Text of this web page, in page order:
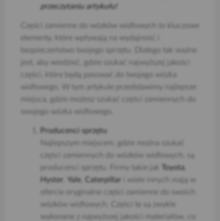
przeczytaniu artykułu!
Części zamienne do wózków widłowych to kluczowe
elementy, które wpływają na wydajność i
bezpieczeństwo twojego sprzętu. Dlatego tak ważne
jest, aby wiedzieć, gdzie szukać najwyższej jakości
części, które będą pasować do twojego wózka
widłowego. W tym artykule przedstawimy najlepsze
miejsca, gdzie możesz szukać części zamiennych do
swojego wózka widłowego.
Producenci sprzętu
części zamiennych do wózków widłowych, są
Toyota
Hyster
Yale Caterpillar
i wiele innych mają w
ofercie oryginalne części zamienne do swoich
wózków widłowych. Części te są zwykle
wykonane z najwyższej jakości materiałów, co